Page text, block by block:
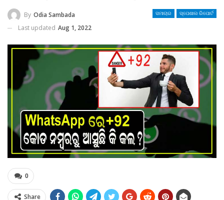
ସମାଚାର ସ୍ପେଶାଲ ରିପୋର୍ଟ
By Odia Sambada
Last updated Aug 1, 2022
0
Share